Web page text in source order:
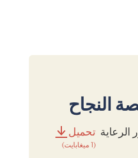
النجاح
تحميل
(1 ميغابايت)